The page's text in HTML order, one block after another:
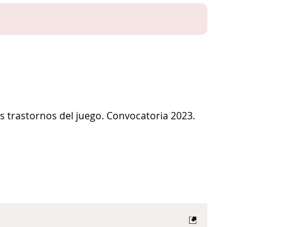
trastornos del juego. Convocatoria 2023.